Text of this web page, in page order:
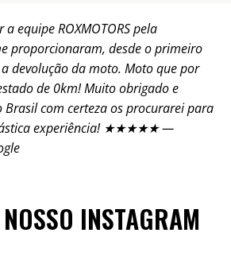
equipe ROXMOTORS pela
proporcionaram, desde o primeiro
devolução da moto. Moto que por
de 0km! Muito obrigado e
com certeza os procurarei para
experiência! ★★★★★ —
INSTAGRAM